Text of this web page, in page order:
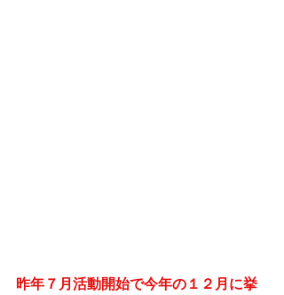
昨年７月活動開始で今年の１２月に挙